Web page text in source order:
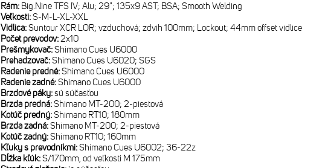
Rám: Big.Nine TFS IV; Alu; 29"; 135x9 AST; BSA; Smooth Welding
Veľkosti:S-M-L-XL-XXL
Vidlica:Suntour XCR LOR; vzduchová; zdvih 100mm; Lockout; 44mm offset vidlice
Počet prevodov:2x10
Prešmykovač:Shimano Cues U6000
Prehadzovač:Shimano Cues U6020; SGS
Radenie predné:Shimano Cues U6000
Radenie zadné:Shimano Cues U6000
Brzdové páky:sú súčasťou
Brzda predná:Shimano MT-200; 2-piestová
Kotúč predný:Shimano RT10; 180mm
Brzda zadná:Shimano MT-200; 2-piestová
Kotúč zadný:Shimano RT10; 160mm
Kľuky s prevodníkmi:Shimano Cues U6002; 36-22z
Dĺžka kľúk:S/170mm, od veľkosti M 175mm